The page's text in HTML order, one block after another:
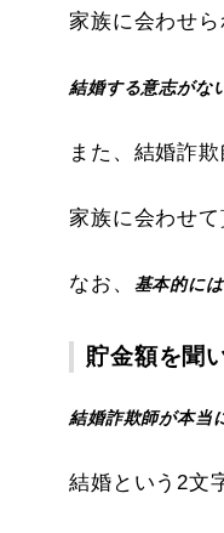
家族に会わせ
結婚する意志がな
また、結婚詐
家族に会わせ
なお、 基本的に
貯金額を聞
結婚詐欺師が本当
結婚という2文